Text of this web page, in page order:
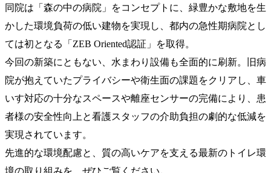
同院は「森の中の病院」をコンセプトに、緑豊かな敷地を生
かした環境負荷の低い建物を実現し、都内の急性期病院とし
ては初となる「ZEB Oriented認証」を取得。
今回の新築にともない、水まわり設備も全面的に刷新。旧病
院が抱えていたプライバシーや衛生面の課題をクリアし、車
いす対応の十分なスペースや離座センサーの完備により、患
者様の安全性向上と看護スタッフの介助負担の劇的な低減を
実現されています。
先進的な環境配慮と、質の高いケアを支える最新のトイレ環